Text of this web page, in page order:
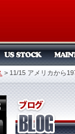
> 11/15 アメリカから